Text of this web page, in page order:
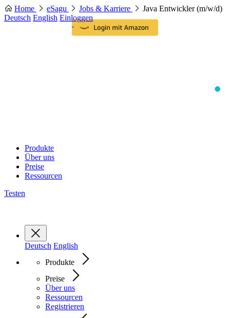
Home eSagu Jobs & Karriere
Java Entwickler (m/w/d)
Deutsch English Einloggen
Produkte
Über uns
Preise
Ressourcen
Testen
Deutsch English
Produkte
Preise
Über uns
Ressourcen
Registrieren